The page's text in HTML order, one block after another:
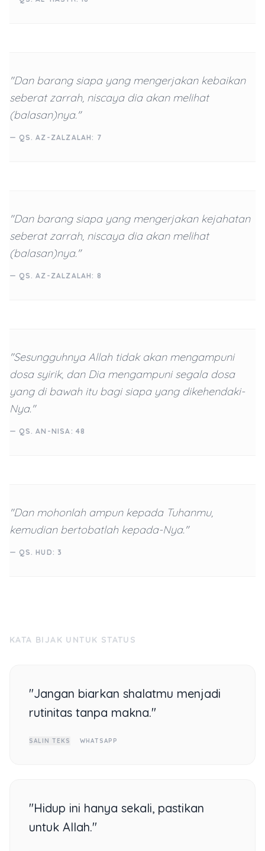
"Dan barang siapa yang mengerjakan kebaikan
seberat zarrah, niscaya dia akan melihat
(balasan)nya."
— QS. AZ-ZALZALAH: 7
"Dan barang siapa yang mengerjakan kejahatan
seberat zarrah, niscaya dia akan melihat
(balasan)nya."
— QS. AZ-ZALZALAH: 8
"Sesungguhnya Allah tidak akan mengampuni
dosa syirik, dan Dia mengampuni segala dosa
yang di bawah itu bagi siapa yang dikehendaki-
Nya."
— QS. AN-NISA: 48
"Dan mohonlah ampun kepada Tuhanmu,
kemudian bertobatlah kepada-Nya."
— QS. HUD: 3
KATA BIJAK UNTUK STATUS
"Jangan biarkan shalatmu menjadi
rutinitas tanpa makna."
SALIN TEKS WHATSAPP
"Hidup ini hanya sekali, pastikan
untuk Allah."